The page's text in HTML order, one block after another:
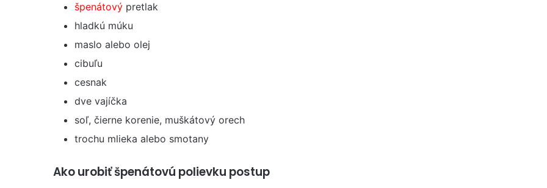
špenátový pretlak
hladkú múku
maslo alebo olej
cibuľu
cesnak
dve vajíčka
soľ, čierne korenie, muškátový orech
trochu mlieka alebo smotany
Ako urobiť špenátovú polievku postup